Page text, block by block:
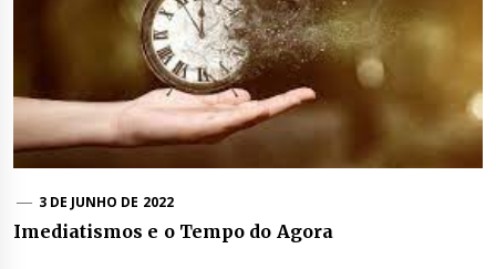
3 DE JUNHO DE 2022
Imediatismos e o Tempo do Agora